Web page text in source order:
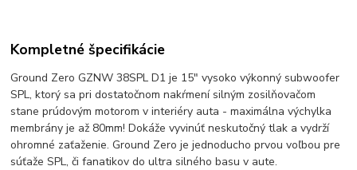
Kompletné špecifikácie
Ground Zero GZNW 38SPL D1 je 15″ vysoko výkonný subwoofer
SPL, ktorý sa pri dostatočnom nakŕmení silným zosilňovačom
stane prúdovým motorom v interiéry auta - maximálna výchylka
membrány je až 80mm! Dokáže vyvinúť neskutočný tlak a vydrží
ohromné zaťaženie. Ground Zero je jednoducho prvou voľbou pre
súťaže SPL, či fanatikov do ultra silného basu v aute.